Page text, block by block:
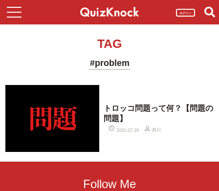
ログイン
TAG
#problem
トロッコ問題って何？【問題の
問題】
2020.07.29 西川
Follow Me